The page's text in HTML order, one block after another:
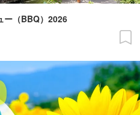
ー（BBQ）2026